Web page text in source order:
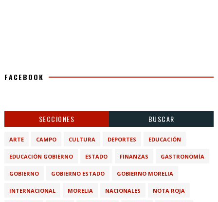
FACEBOOK
SECCIONES BUSCAR
ARTE CAMPO CULTURA DEPORTES EDUCACIÓN
EDUCACIÓN GOBIERNO ESTADO FINANZAS GASTRONOMÍA
GOBIERNO GOBIERNO ESTADO GOBIERNO MORELIA
INTERNACIONAL MORELIA NACIONALES NOTA ROJA